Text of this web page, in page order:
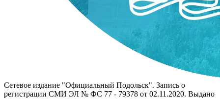
Сетевое издание "Официальный Подольск". Запись о
регистрации СМИ ЭЛ № ФС 77 - 79378 от 02.11.2020. Выдано